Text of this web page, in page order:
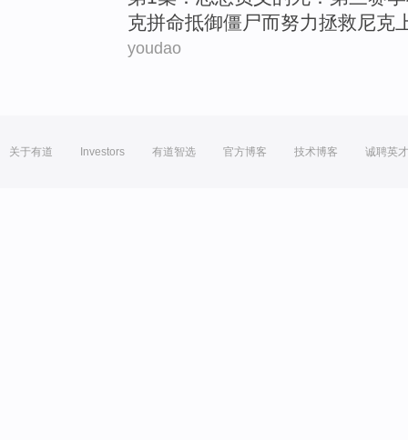
克拼命抵御僵尸而努力拯救尼克
youdao
关于有道 Investors 有道智选 官方博客 技术博客 诚聘英才